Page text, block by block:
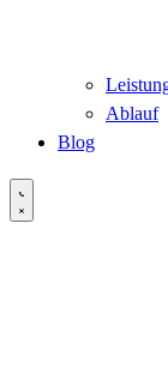
Ablauf
Blog